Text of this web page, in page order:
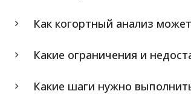
Как когортный анализ
Какие ограничения и
Какие шаги нужно